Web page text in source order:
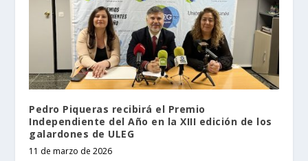
Pedro Piqueras recibirá el Premio
Independiente del Año en la XIII edición de los
galardones de ULEG
11 de marzo de 2026